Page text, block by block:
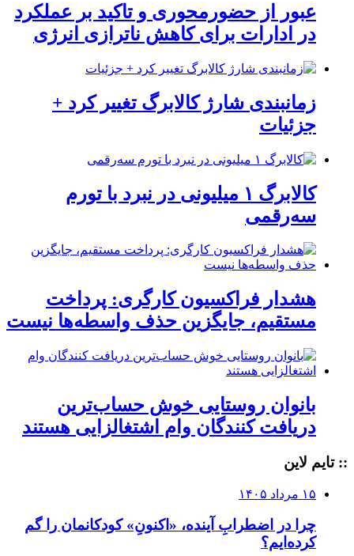
عبور از حضورمحوری و تاکید بر عملکرد
در ادارات برای کاهش ناترازی انرژی
زمانبندی شارژ کالابرگ تغییر کرد +
جزئیات
کالابرگ ۱ میلیونی در نبرد با تورم
سه‌رقمی
هشدار فراکسیون کارگری: پرداخت
مستقیم، جایگزین حذف واسطه‌ها نیست
بانوان روستایی خوش حساب‌ترین
دریافت کنندگان وام‌ اشتغالزایی هستند
:: تایم لاین
۱۵ مرداد ۱۴۰۵
چرا در اضطرابِ آینده، «اکنونِ» کودکانمان را گم
کرده‌ایم؟